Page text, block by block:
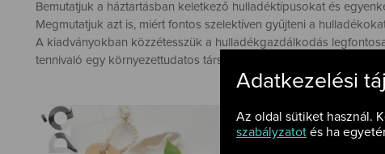
Adatkezelési
Az oldal sütiket használ.
szabályzatot és ha
Bemutatjuk a háztartásban keletkező hulladéktípusokat és
Megmutatjuk azt is, miért fontos szelektíven gyűjteni a
A kiadványokban közzétesszük a hulladékgazdálkodás
tennivaló egy környezettudatos társadalom megteremtéséhez.